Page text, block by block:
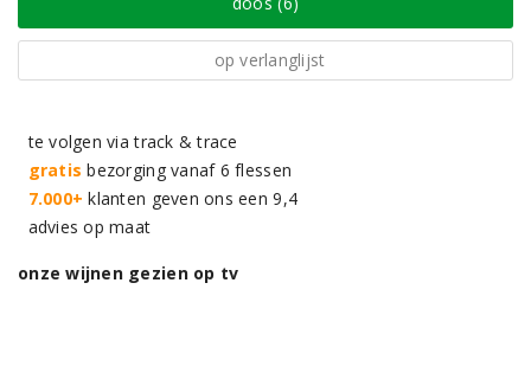
op verlanglijst
te volgen via track & trace
gratis bezorging vanaf 6 flessen
7.000+ klanten geven ons een 9,4
advies op maat
onze wijnen gezien op tv